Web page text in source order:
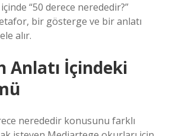
“50 derece nerededir?”
bir gösterge ve bir anlatı
alır.
Anlatı İçindeki
nerededir konusunu farklı